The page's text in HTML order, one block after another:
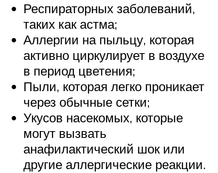
Респираторных заболеваний,
таких как астма;
Аллергии на пыльцу, которая
активно циркулирует в воздухе
в период цветения;
Пыли, которая легко проникает
через обычные сетки;
Укусов насекомых, которые
могут вызвать
анафилактический шок или
другие аллергические реакции.